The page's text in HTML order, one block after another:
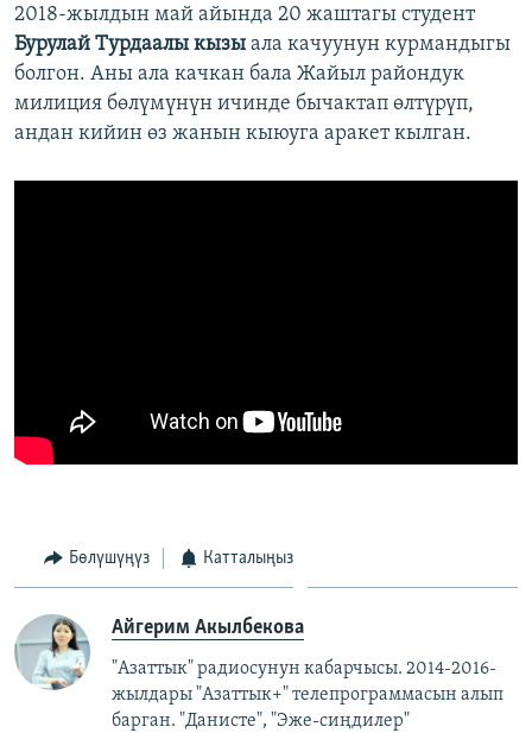
2018-жылдын май айында 20 жаштагы студент
Бурулай Турдаалы кызы ала качуунун курмандыгы
болгон. Аны ала качкан бала Жайыл райондук
милиция бөлүмүнүн ичинде бычактап өлтүрүп,
андан кийин өз жанын кыюуга аракет кылган.
Бөлүшүңүз Катталыңыз
Айгерим Акылбекова
"Азаттык" радиосунун кабарчысы. 2014-2016-
жылдары "Азаттык+" телепрограммасын алып
барган. "Данисте", "Эже-сиңдилер"